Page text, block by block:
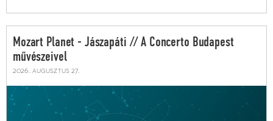
Mozart Planet - Jászapáti // A Concerto Budapest
művészeivel
2026. augusztus 27.